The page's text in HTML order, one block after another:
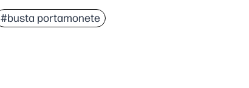
#busta portamonete